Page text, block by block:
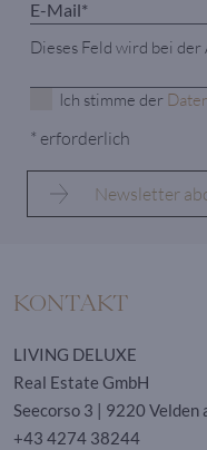
Dieses Feld wird bei
Ich stimme der
* erforderlich
KONTAKT
LIVING DELUXE
Real Estate GmbH
Seecorso 3 | 9220 Velden
+43 4274 38244